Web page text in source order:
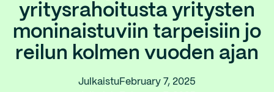
yritysrahoitusta yritysten
moninaistuviin tarpeisiin jo
reilun kolmen vuoden ajan
JulkaistuFebruary 7, 2025